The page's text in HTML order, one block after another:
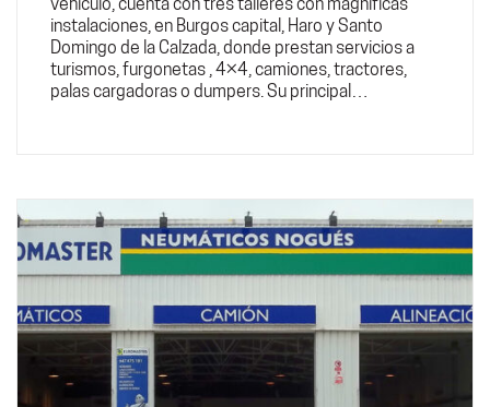
vehículo, cuenta con tres talleres con magníficas
instalaciones, en Burgos capital, Haro y Santo
Domingo de la Calzada, donde prestan servicios a
turismos, furgonetas , 4×4, camiones, tractores,
palas cargadoras o dumpers. Su principal…